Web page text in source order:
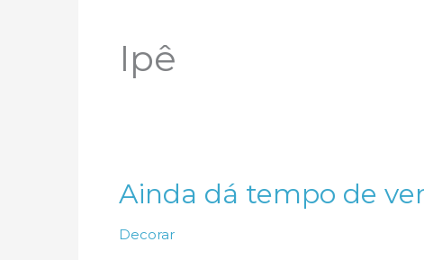
Ipê
Ainda dá tempo de
Decorar